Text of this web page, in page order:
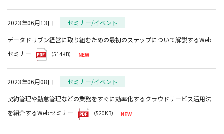
2023年06月13日
セミナー/イベント
データドリブン経営に取り組むための最初のステップについて解説するWeb
セミナー
（514KB）
2023年06月08日
セミナー/イベント
契約管理や勤怠管理などの業務をすぐに効率化するクラウドサービス活用法
を紹介するWebセミナー
（520KB）